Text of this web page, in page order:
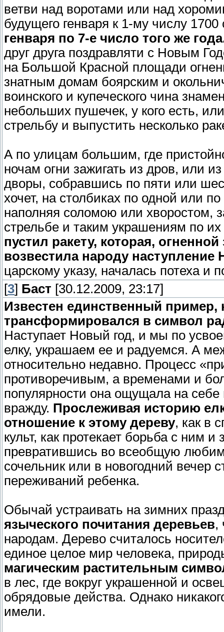
ветви над воротами или над
будущего генваря к 1-му числу 1700
генваря по 7-е число того же
друг друга поздравляти с Новым
на Большой Красной площади
знатным домам боярским и
воинского и купеческого чина
небольших пушечек, у кого есть,
стрельбу и выпустить несколько
А по улицам большим, где
ночам огни зажигать из дров, или
дворы, собравшись по пяти или
хочет, на столбиках по одной или
наполняя соломою или хворостом,
стрельбе и таким украшениям по
пустил ракету, которая,
возвестила народу наступление
царскому указу, началась потеха и
[3] Баст [30.12.2009, 23:17]
Известен единственный
трансформировался в символ
Наступает Новый год, и мы по
елку, украшаем ее и радуемся. А
относительно недавно. Процесс
противоречивым, а временами и
популярности она ощущала на
вражду. Прослеживая историю
отношение к этому дереву, как в
культ, как протекает борьба с ним
превратившись во всеобщую
сочельник или в новогодний вечер
переживаний ребенка.
Обычай устраивать на зимних
языческого почитания деревьев,
народам. Дерево считалось
единое целое мир человека,
магическим растительным
в лес, где вокруг украшенной и
обрядовые действа. Однако
имели.